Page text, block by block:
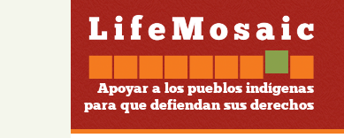
Apoyar a los pueblos indígenas
para que defiendan sus derechos